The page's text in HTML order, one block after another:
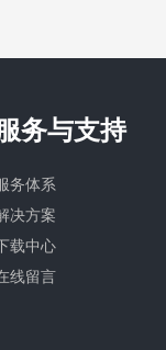
务与支持
务体系
决方案
载中心
线留言